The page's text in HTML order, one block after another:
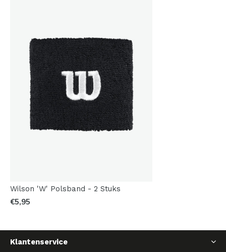
Wilson 'W' Polsband - 2 Stuks
€5,95
Klantenservice